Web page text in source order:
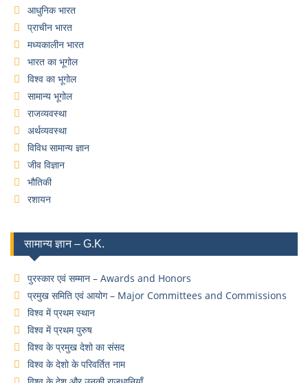
आधुनिक भारत
प्राचीन भारत
मध्यकालीन भारत
भारत का भूगोल
विश्व का भूगोल
सामान्य भूगोल
राजव्यवस्था
अर्थव्यवस्था
विविध सामान्य ज्ञान
जीव विज्ञान
भौतिकी
रशायन
सामान्य ज्ञान – G.K.
पुरस्कार एवं सम्मान – Awards and Honors
प्रमुख समिति एवं आयोग – Major Committees and Commissions
विश्व में प्रथम स्थान
विश्व में प्रथम पुरुष
विश्व के प्रमुख देशो का संसद
विश्व के देशो के परिवर्तित नाम